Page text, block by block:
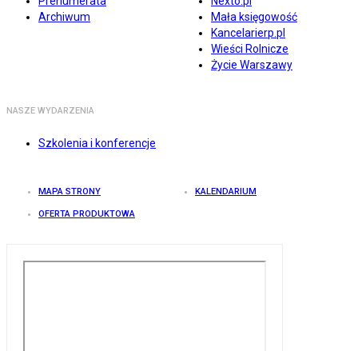
Archiwum
Mała księgowość
Kancelarierp.pl
Wieści Rolnicze
Życie Warszawy
NASZE WYDARZENIA
Szkolenia i konferencje
MAPA STRONY KALENDARIUM
OFERTA PRODUKTOWA